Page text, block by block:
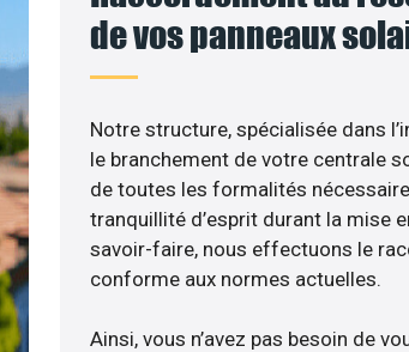
de vos panneaux
Notre structure, spécialisée dans
le branchement de votre centrale
de toutes les formalités
tranquillité d’esprit durant la mise
savoir-faire, nous effectuons le
conforme aux normes actuelles.
Ainsi, vous n’avez pas besoin de